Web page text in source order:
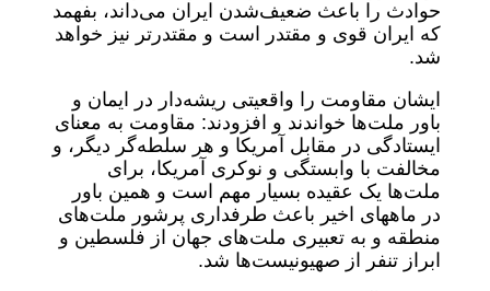
حوادث را باعث ضعیف‌شدن ایران می‌داند، بفهمد
که ایران قوی و مقتدر است و مقتدرتر نیز خواهد
شد.
ایشان مقاومت را واقعیتی ریشه‌دار در ایمان و
باور ملت‌ها خواندند و افزودند: مقاومت به معنای
ایستادگی در مقابل آمریکا و هر سلطه‌گر دیگر، و
مخالفت با وابستگی و نوکری آمریکا، برای
ملت‌ها یک عقیده بسیار مهم است و همین باور
در ماههای اخیر باعث طرفداری پرشور ملت‌های
منطقه و به تعبیری ملت‌های جهان از فلسطین و
ابراز تنفر از صهیونیست‌ها شد.